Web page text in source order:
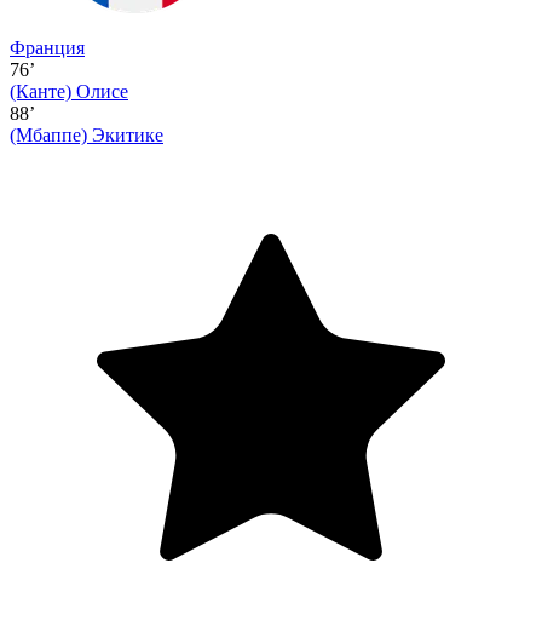
Франция
76’
(Канте) Олисе
88’
(Мбаппе) Экитике